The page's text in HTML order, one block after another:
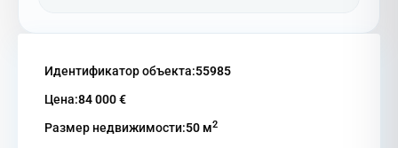
Идентификатор объекта:55985
Цена:84 000 €
Размер недвижимости:50 м2